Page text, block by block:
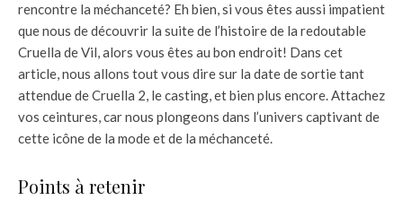
rencontre la méchanceté? Eh bien, si vous êtes aussi impatient
que nous de découvrir la suite de l’histoire de la redoutable
Cruella de Vil, alors vous êtes au bon endroit! Dans cet
article, nous allons tout vous dire sur la date de sortie tant
attendue de Cruella 2, le casting, et bien plus encore. Attachez
vos ceintures, car nous plongeons dans l’univers captivant de
cette icône de la mode et de la méchanceté.
Points à retenir